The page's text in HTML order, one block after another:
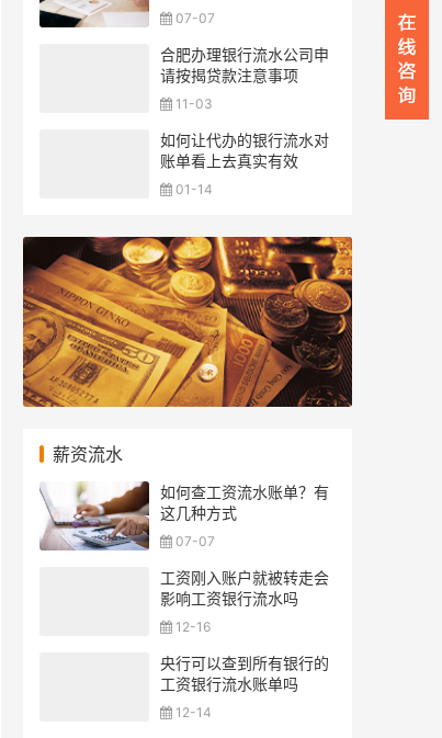
全吗？
07-07
合肥办理银行流水公司申
请按揭贷款注意事项
11-03
如何让代办的银行流水对
账单看上去真实有效
01-14
薪资流水
如何查工资流水账单？有
这几种方式
07-07
工资刚入账户就被转走会
影响工资银行流水吗
12-16
央行可以查到所有银行的
工资银行流水账单吗
12-14